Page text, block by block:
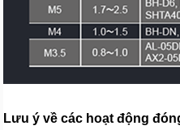
Lưu ý về các hoạt động